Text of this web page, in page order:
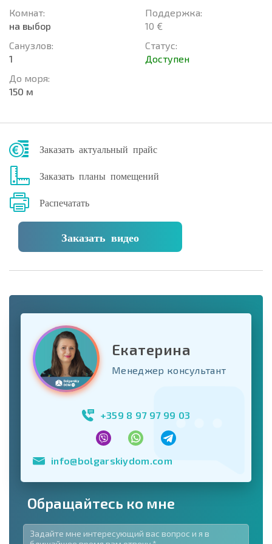
Комнат:
на выбор
Санузлов:
1
До моря:
150 м
Поддержка:
10 €
Статус:
Доступен
Заказать актуальный прайс
Заказать планы помещений
Распечатать
Заказать видео
Екатерина
Менеджер консультант
+359 8 97 97 99 03
info@bolgarskiydom.com
Обращайтесь ко мне